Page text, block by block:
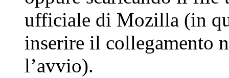
ufficiale di Mozilla (in
inserire il collegamento
l’avvio).